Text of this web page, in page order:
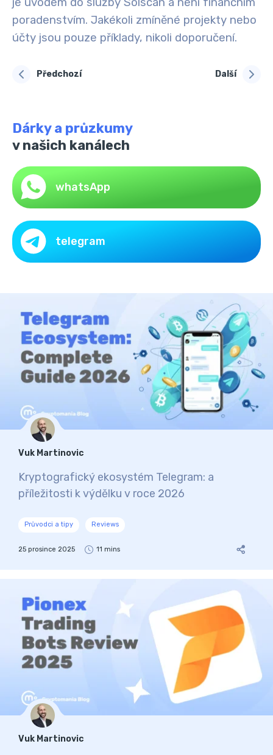
poradenstvím. Jakékoli zmíněné projekty nebo
účty jsou pouze příklady, nikoli doporučení.
Předchozí Další
Dárky a průzkumy
v našich kanálech
whatsApp
telegram
Vuk Martinovic
Kryptografický ekosystém Telegram: a
příležitosti k výdělku v roce 2026
Průvodci a tipy Reviews
25 prosince 2025 11 mins
Vuk Martinovic